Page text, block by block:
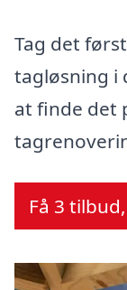
Tag det
tagløsning i
at finde det
Få 3